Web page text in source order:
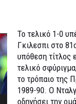
Το τελικό 1-0
Γκιλεσπι στο
υπόθεση τίτλος
τελικό
το τρόπαιο της
1989-90. Ο
οδηγήσει την